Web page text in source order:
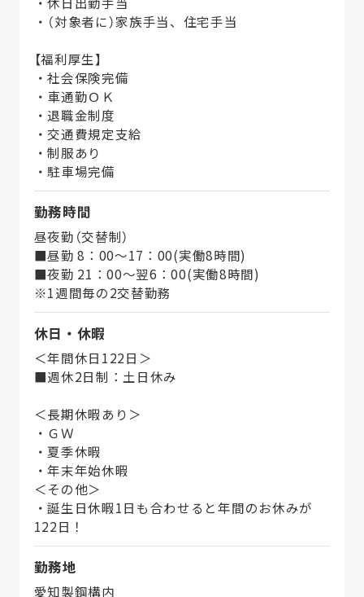
・（対象者に）家族手当、住宅手当
【福利厚生】
・社会保険完備
・車通勤ＯＫ
・退職金制度
・交通費規定支給
・制服あり
・駐車場完備
勤務時間
昼夜勤（交替制）
■昼勤 8：00～17：00(実働8時間)
■夜勤 21：00～翌6：00(実働8時間)
※1週間毎の2交替勤務
休日・休暇
＜年間休日122日＞
■週休2日制：土日休み
＜長期休暇あり＞
・ＧＷ
・夏季休暇
・年末年始休暇
＜その他＞
・誕生日休暇1日も合わせると年間のお休みが
122日！
勤務地
愛知製鋼構内